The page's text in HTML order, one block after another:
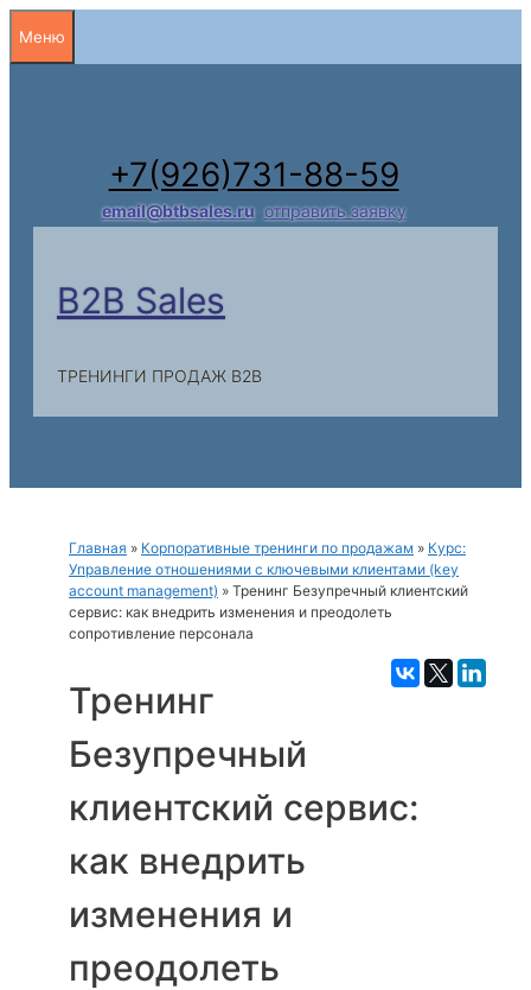
Меню
+7(926)731-88-59
email@btbsales.ru отправить заявку
B2B Sales
ТРЕНИНГИ ПРОДАЖ B2B
Главная » Корпоративные тренинги по продажам » Курс:
Управление отношениями с ключевыми клиентами (key
account management) » Тренинг Безупречный клиентский
сервис: как внедрить изменения и преодолеть
сопротивление персонала
Тренинг
Безупречный
клиентский сервис:
как внедрить
изменения и
преодолеть